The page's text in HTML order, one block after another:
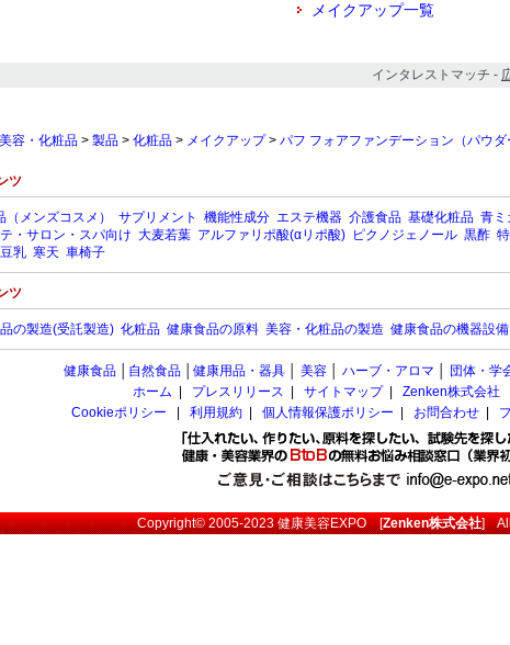
メイクアップ一覧
インタレストマッチ -
美容・化粧品 > 製品 > 化粧品 > メイクアップ> パフ フォアファンデーション（パウダ
ツ
（メンズコスメ） サプリメント 機能性成分 エステ機器 介護食品 基礎化粧品 青ミ
・サロン・スパ向け 大麦若葉 アルファリポ酸(αリポ酸) ピクノジェノール 黒酢
豆乳 寒天 車椅子
ツ
の製造(受託製造) 化粧品 健康食品の原料 美容・化粧品の製造 健康食品の機器設備
健康食品 自然食品 健康用品・器具 美容 ハーブ・アロマ 団体・学
ホーム
プレスリリース サイトマップ| Zenken株式会社
Cookieポリシー
利用規約 個人情報保護ポリシー お問合わせ
Copyright© 2005-2023健康美容EXPO[Zenken株式会社] All